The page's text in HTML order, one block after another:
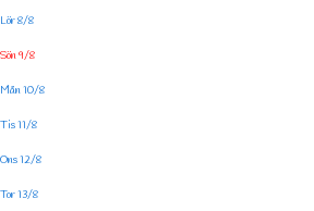
Lör 8/8
Sön 9/8
Mån 10/8
Tis 11/8
Ons 12/8
Tor 13/8